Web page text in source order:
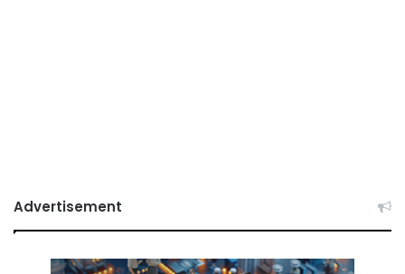
Advertisement